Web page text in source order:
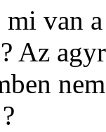
van
Az